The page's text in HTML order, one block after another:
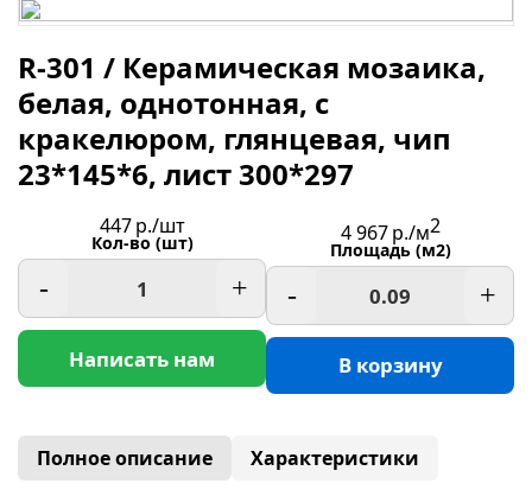
R-301 / Керамическая мозаика,
белая, однотонная, с
кракелюром, глянцевая, чип
23*145*6, лист 300*297
447 р./шт
Кол-во (шт)
- +
Написать нам
4 967 р./м2
Площадь (м2)
- +
В корзину
Полное описание
Характеристики